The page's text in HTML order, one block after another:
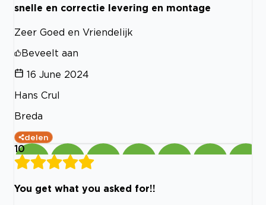
snelle en correctie levering en montage
Zeer Goed en Vriendelijk
Beveelt aan
16 June 2024
Hans Crul
Breda
delen
10
You get what you asked for!!